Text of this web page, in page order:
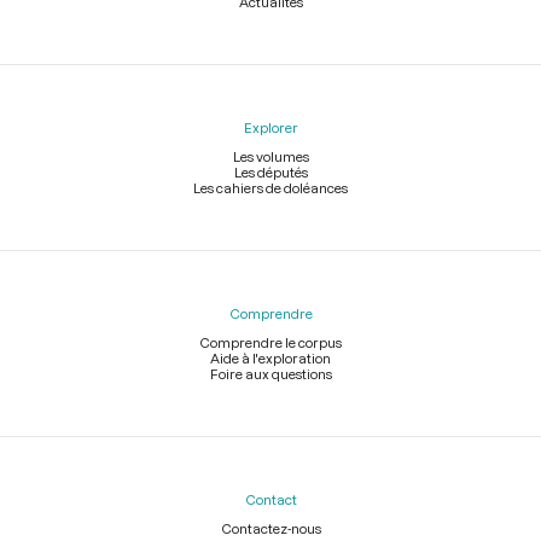
Explorer
Les volumes
Les députés
Les cahiers de doléances
Comprendre
Comprendre le corpus
Aide à l'exploration
Foire aux questions
Contact
Contactez-nous